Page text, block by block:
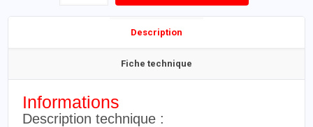
Description
Fiche technique
Informations
Description technique :